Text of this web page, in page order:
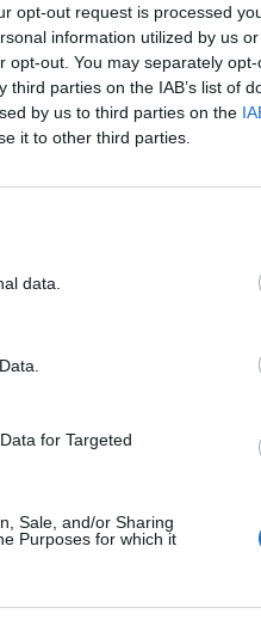
opt-out request is processed
information utilized by us
opt-out. You may separately
parties on the IAB’s list of
by us to third parties on the
it to other third parties.
data.
for Targeted
Sale, and/or Sharing
Purposes for which it